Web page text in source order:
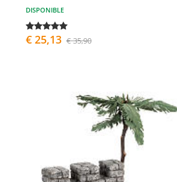
DISPONIBLE
€ 25,13 € 35,90